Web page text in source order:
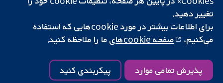
شبکه همکاری کاکرین، یک مؤسسه خیریه (شماره 1045921) و یک شرکت با
و ولز است. شماره ثبت مالیات بر ارزش افزوده: GB 718 2127 49.
کپی‌رایت © ۲۰۲۵ همکاری کاکرین
شرایط و ضوابط وب‌سایت|سلب مسئولیت|حریم خصوصی
کوکی‌ها| تنظیمات کوکی
تغییر دهید.
برای اطلاعات بیشتر در مورد cookie‌هایی که استفاده
می‌کنیم،
صفحه cookie‌های ما را ملاحظه کنید.
پذیرش تمامی موارد پیکربندی کنید